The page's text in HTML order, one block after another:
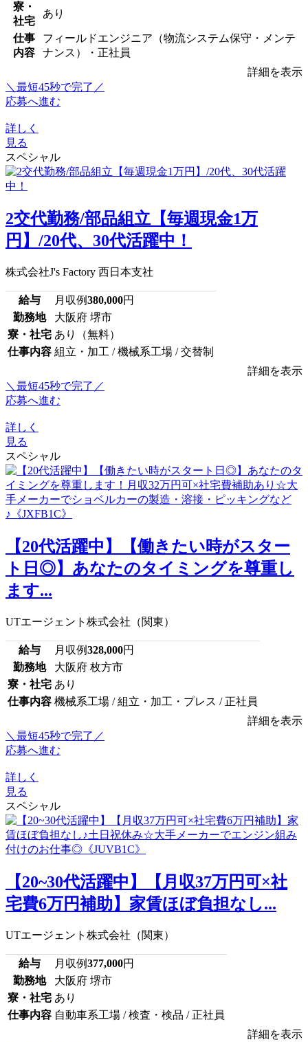
寮・
社宅
あり
仕事
内容
フィールドエンジニア（物流システム保守・メンテ
ナンス）・正社員
詳細を表示
＼最短45秒で完了／
応募へ進む
詳しく
見る
スペシャル
2交代勤務/部品組立【毎週現金1万
円】/20代、30代活躍中！
株式会社J's Factory 西日本支社
給与 月収例380,000円
勤務地
大阪府 堺市
寮・社宅 あり（無料）
仕事内容 組立・加工 / 機械系工場 / 交替制
詳細を表示
＼最短45秒で完了／
応募へ進む
詳しく
見る
スペシャル
【20代活躍中】【働きたい時がスター
ト日◎】あなたのタイミングを尊重し
ます...
UTエージェント株式会社（関東）
給与 月収例328,000円
勤務地
大阪府 枚方市
寮・社宅 あり
仕事内容 機械系工場 / 組立・加工・プレス / 正社員
詳細を表示
＼最短45秒で完了／
応募へ進む
詳しく
見る
スペシャル
【20~30代活躍中】【月収37万円可×社
宅費6万円補助】家賃ほぼ負担なし...
UTエージェント株式会社（関東）
給与 月収例377,000円
勤務地
大阪府 堺市
寮・社宅 あり
仕事内容 自動車系工場 / 検査・検品 / 正社員
詳細を表示